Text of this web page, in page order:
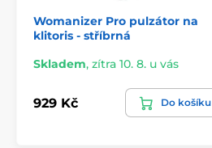
Womanizer Pro pulzátor na
klitoris - stříbrná
Skladem, zítra 10. 8. u vás
929 Kč Do košíku